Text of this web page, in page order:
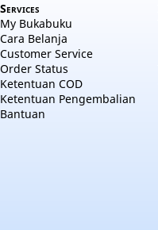
Services
My Bukabuku
Cara Belanja
Customer Service
Order Status
Ketentuan COD
Ketentuan Pengembalian
Bantuan